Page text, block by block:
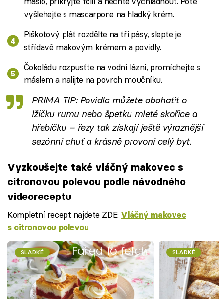
vyšlehejte s mascarpone na hladký krém.
Piškotový plát rozdělte na tři pásy, slepte je
střídavě makovým krémem a povidly.
Čokoládu rozpusťte na vodní lázni, promíchejte s
máslem a nalijte na povrch moučníku.
PRIMA TIP: Povidla můžete obohatit o
lžičku rumu nebo špetku mleté skořice a
hřebíčku – řezy tak získají ještě výraznější
sezónní chuť a krásně provoní celý byt.
Vyzkoušejte také vláčný makovec s
citronovou polevou podle návodného
videoreceptu
Kompletní recept najdete ZDE: Vláčný makovec
s citronovou polevou
Failed to fetch
SLADKÉ SLADKÉ